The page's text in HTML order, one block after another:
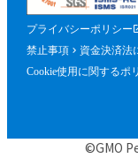
プライバシーポリシー
禁止事項
資金決済法
Cookie使用に関するポ
©GMO